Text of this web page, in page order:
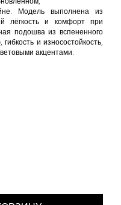
Модель выполнена из
лёгкость и комфорт при
подошва из вспененного
и износостойкость,
акцентами.